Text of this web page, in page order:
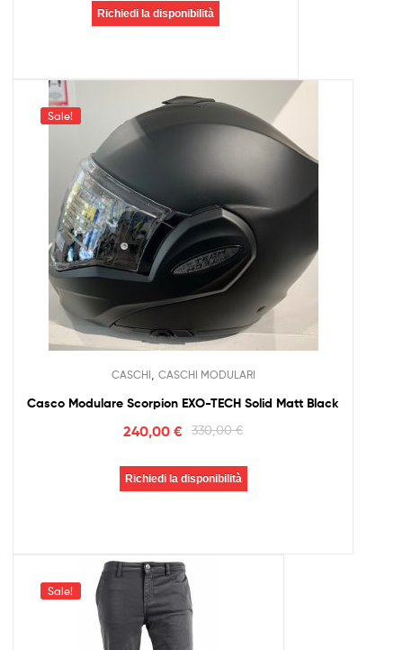
Richiedi la disponibilità
Sale!
CASCHI, CASCHI MODULARI
Casco Modulare Scorpion EXO-TECH Solid Matt Black
330,00€
240,00€
Richiedi la disponibilità
Sale!